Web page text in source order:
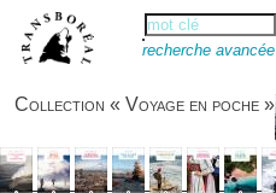
recherche avancée
Collection « Voyage en poche »